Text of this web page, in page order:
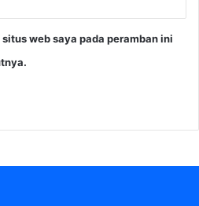
web saya pada peramban ini